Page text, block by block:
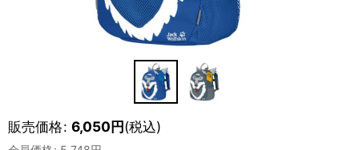
販売価格: 6,050円(税込)